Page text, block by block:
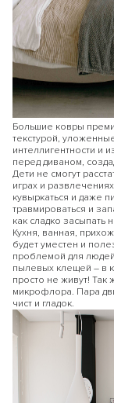
Большие ковры
текстурой,
интеллигентности и
перед диваном,
Дети не смогут
играх и
кувыркаться и даже
травмироваться и
как сладко засыпать
Кухня, ванная,
будет уместен и
проблемой для
пылевых клещей – в
просто не живут! Так
микрофлора. Пара
чист и гладок.
Получите
товаров
по
Скидку 15%
разных
по